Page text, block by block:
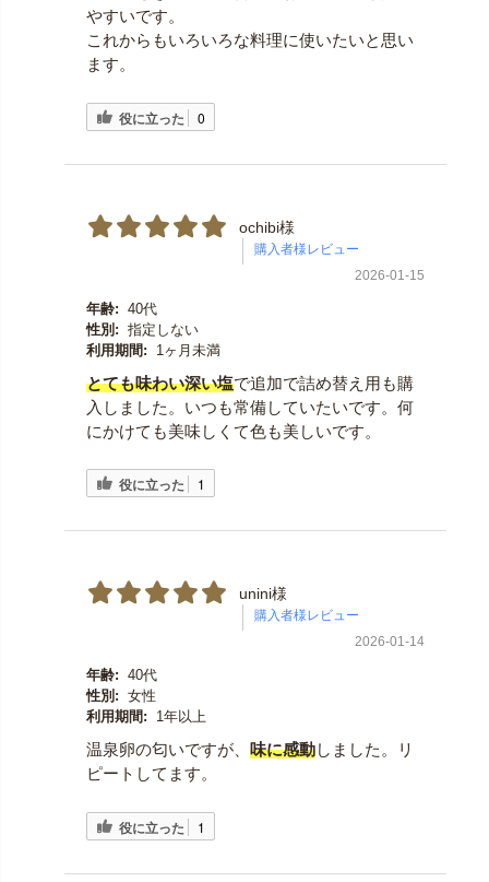
やすいです。
これからもいろいろな料理に使いたいと思い
ます。
役に立った 0
ochibi様
2026-01-15
年齢: 40代
性別: 指定しない
利用期間:
1ヶ月未満
とても味わい深い塩で追加で詰め替え用も購
入しました。いつも常備していたいです。何
にかけても美味しくて色も美しいです。
役に立った 1
unini様
2026-01-14
年齢: 40代
性別: 女性
利用期間:
1年以上
温泉卵の匂いですが、 味に感動しました。リ
ピートしてます。
役に立った 1